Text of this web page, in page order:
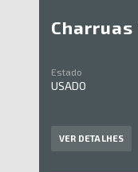
Charruas
Estado
USADO
VER DETALHES